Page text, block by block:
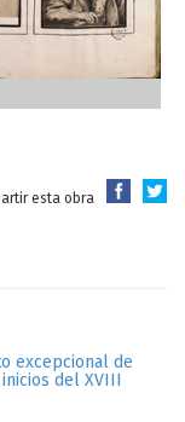
esta obra
excepcional de
del XVIII